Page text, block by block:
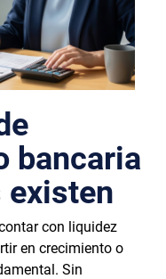
bancaria
existen
con liquidez
en crecimiento o
Sin